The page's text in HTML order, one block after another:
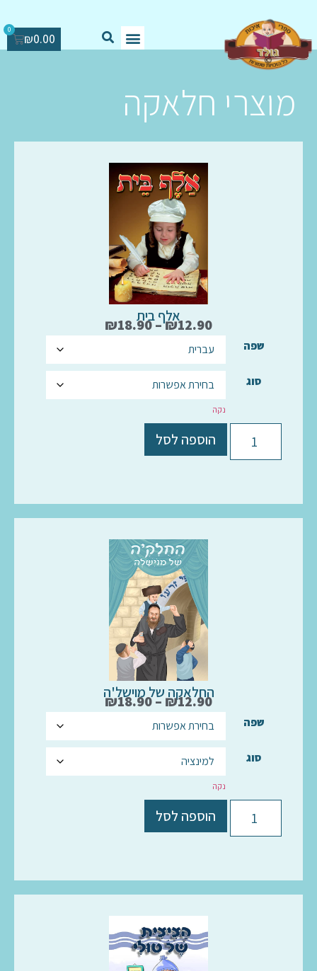
₪0.00
0
מוצרי חלאקה
אלף בית
₪12.90
–
₪18.90
שפה
סוג
נקה
הוספה לסל
החלאקה של מוישל'ה
₪12.90
–
₪18.90
שפה
סוג
נקה
הוספה לסל